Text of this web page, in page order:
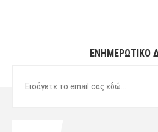
ΕΝΗΜΕΡΩΤΙΚΌ